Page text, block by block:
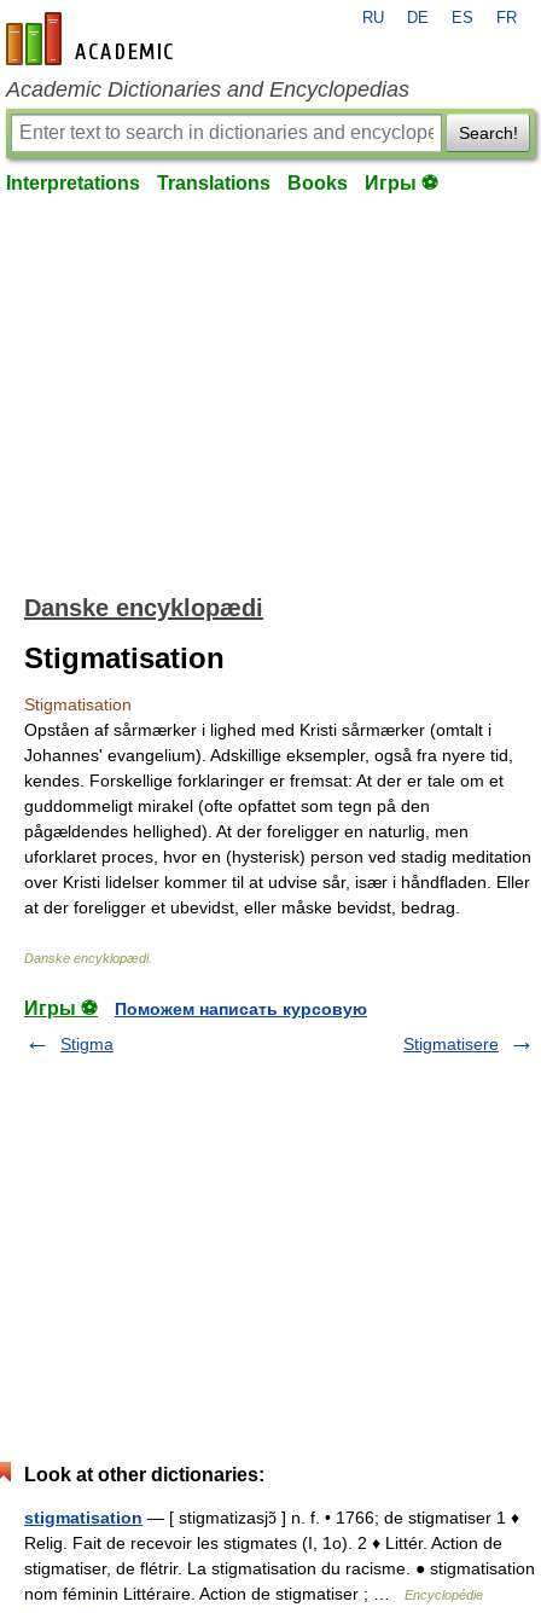
en-academic.com
RU DE ES FR
Academic Dictionaries and Encyclopedias
Search!
Interpretations Translations Books Игры ⚽
Danske encyklopædi
Stigmatisation
Stigmatisation
Opståen af sårmærker i lighed med Kristi sårmærker (omtalt i
Johannes' evangelium). Adskillige eksempler, også fra nyere tid,
kendes. Forskellige forklaringer er fremsat: At der er tale om et
guddommeligt mirakel (ofte opfattet som tegn på den
pågældendes hellighed). At der foreligger en naturlig, men
uforklaret proces, hvor en (hysterisk) person ved stadig meditation
over Kristi lidelser kommer til at udvise sår, især i håndfladen. Eller
at der foreligger et ubevidst, eller måske bevidst, bedrag.
Danske encyklopædi.
Игры ⚽
Поможем написать курсовую
Stigma
Stigmatisere
Look at other dictionaries:
stigmatisation — [ stigmatizasjɔ̃ ] n. f. • 1766; de stigmatiser 1 ♦
Relig. Fait de recevoir les stigmates (I, 1o). 2 ♦ Littér. Action de
stigmatiser, de flétrir. La stigmatisation du racisme. ● stigmatisation
nom féminin Littéraire. Action de stigmatiser ; …
Encyclopédie